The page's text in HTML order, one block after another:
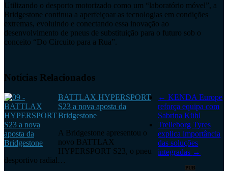
Utilizando o desporto motorizado como um “laboratório móvel”, a
Bridgestone continua a aperfeiçoar as tecnologias em condições
extremas, evoluindo e conectando essa inovação ao
desenvolvimento de pneus de substituição para o futuro sob o
conceito “Do Circuito para a Rua”.
Notícias Relacionados
BATTLAX HYPERSPORT
S23 a nova aposta da
Bridgestone
A Bridgestone apresentou o
novo BATTLAX
HYPERSPORT S23, o pneu
desportivo radial…
← KENDA Europe
reforça equipa com
Sabrina Kühl
Trelleborg Tyres
explica importância
das soluções
integradas →
PUB